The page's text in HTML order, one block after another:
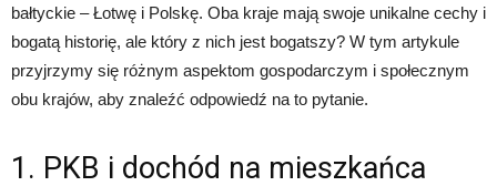
bałtyckie – Łotwę i Polskę. Oba kraje mają swoje unikalne cechy i
bogatą historię, ale który z nich jest bogatszy? W tym artykule
przyjrzymy się różnym aspektom gospodarczym i społecznym
obu krajów, aby znaleźć odpowiedź na to pytanie.
1. PKB i dochód na mieszkańca